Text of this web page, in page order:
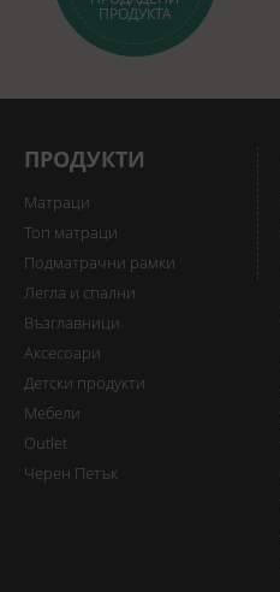
ПРОДУКТА
ПРОДУКТИ
Матраци
Топ матраци
Подматрачни рамки
Легла и спални
Възглавници
Аксесоари
Детски продукти
Мебели
Outlet
Черен Петък